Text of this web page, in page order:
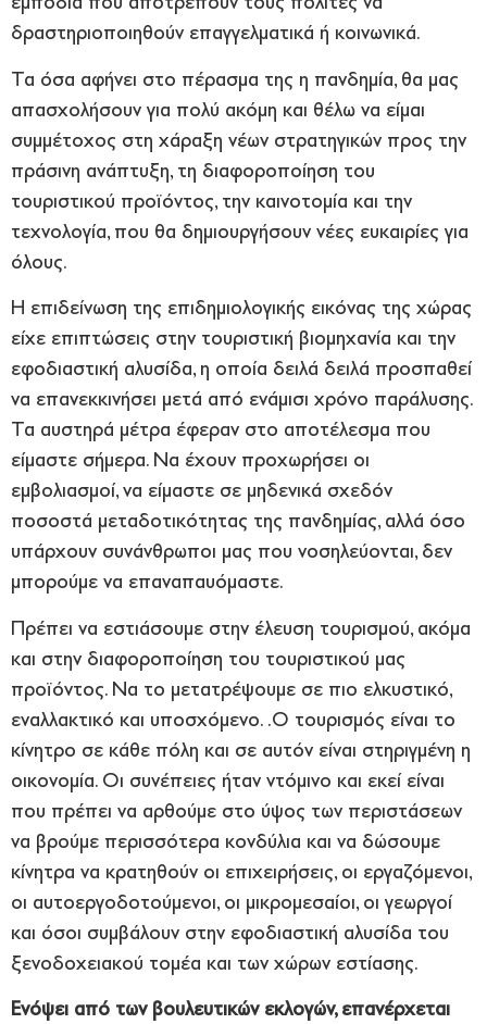
δραστηριοποιηθούν επαγγελματικά ή κοινωνικά.
Τα όσα αφήνει στο πέρασμα της η πανδημία, θα μας
απασχολήσουν για πολύ ακόμη και θέλω να είμαι
συμμέτοχος στη χάραξη νέων στρατηγικών προς την
πράσινη ανάπτυξη, τη διαφοροποίηση του
τουριστικού προϊόντος, την καινοτομία και την
τεχνολογία, που θα δημιουργήσουν νέες ευκαιρίες για
όλους.
Η επιδείνωση της επιδημιολογικής εικόνας της χώρας
είχε επιπτώσεις στην τουριστική βιομηχανία και την
εφοδιαστική αλυσίδα, η οποία δειλά δειλά προσπαθεί
να επανεκκινήσει μετά από ενάμισι χρόνο παράλυσης.
Τα αυστηρά μέτρα έφεραν στο αποτέλεσμα που
είμαστε σήμερα. Να έχουν προχωρήσει οι
εμβολιασμοί, να είμαστε σε μηδενικά σχεδόν
ποσοστά μεταδοτικότητας της πανδημίας, αλλά όσο
υπάρχουν συνάνθρωποι μας που νοσηλεύονται, δεν
μπορούμε να επαναπαυόμαστε.
Πρέπει να εστιάσουμε στην έλευση τουρισμού, ακόμα
και στην διαφοροποίηση του τουριστικού μας
προϊόντος. Να το μετατρέψουμε σε πιο ελκυστικό,
εναλλακτικό και υποσχόμενο. .Ο τουρισμός είναι το
κίνητρο σε κάθε πόλη και σε αυτόν είναι στηριγμένη η
οικονομία. Οι συνέπειες ήταν ντόμινο και εκεί είναι
που πρέπει να αρθούμε στο ύψος των περιστάσεων
να βρούμε περισσότερα κονδύλια και να δώσουμε
κίνητρα να κρατηθούν οι επιχειρήσεις, οι εργαζόμενοι,
οι αυτοεργοδοτούμενοι, οι μικρομεσαίοι, οι γεωργοί
και όσοι συμβάλουν στην εφοδιαστική αλυσίδα του
ξενοδοχειακού τομέα και των χώρων εστίασης.
Ενόψει από των βουλευτικών εκλογών, επανέρχεται